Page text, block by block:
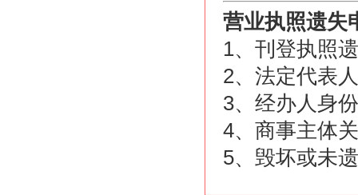
营业执照遗失
1、刊登执照
2、法定代表
3、经办人身
4、商事主体
5、毁坏或未